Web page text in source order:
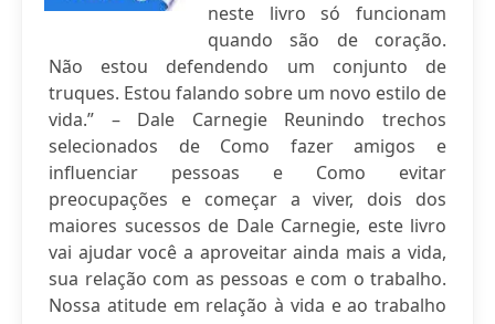
neste livro só funcionam
quando são de coração.
Não estou defendendo um conjunto de
truques. Estou falando sobre um novo estilo de
vida.” – Dale Carnegie Reunindo trechos
selecionados de Como fazer amigos e
influenciar pessoas e Como evitar
preocupações e começar a viver, dois dos
maiores sucessos de Dale Carnegie, este livro
vai ajudar você a aproveitar ainda mais a vida,
sua relação com as pessoas e com o trabalho.
Nossa atitude em relação à vida e ao trabalho